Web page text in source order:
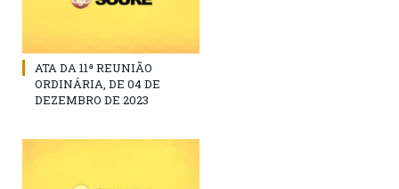
ATA DA 11ª REUNIÃO
ORDINÁRIA, DE 04 DE
DEZEMBRO DE 2023